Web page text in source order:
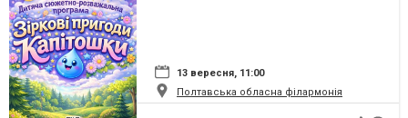
13 вересня, 11:00
Полтавська обласна філармонія